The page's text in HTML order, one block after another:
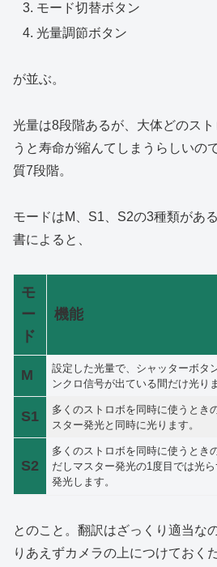
モード切替ボタン
光量調節ボタン
が並ぶ。
光量は8段階あるが、大体どのス
うと寿命が縮んてしまうらしいの
質7段階。
モードはM、S1、S2の3種類があ
書によると、
モ
ー
ド
機能
M
設定した光量で、シャッターボタ
ンクロ信号が出ている間だけ光り
S1
多くのストロボを同時に使うとき
スター発光と同時に光ります。
S2
多くのストロボを同時に使うとき
だしマスター発光の1度目では光
発光します。
とのこと。翻訳はざっくり適当な
りあえずカメラの上につけておく